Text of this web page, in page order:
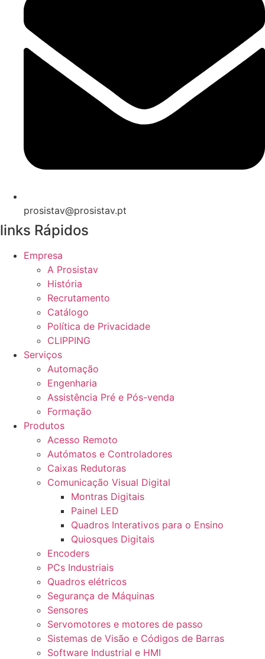
prosistav@prosistav.pt
links Rápidos
Empresa
A Prosistav
História
Recrutamento
Catálogo
Política de Privacidade
CLIPPING
Serviços
Automação
Engenharia
Assistência Pré e Pós-venda
Formação
Produtos
Acesso Remoto
Autómatos e Controladores
Caixas Redutoras
Comunicação Visual Digital
Montras Digitais
Painel LED
Quadros Interativos para o Ensino
Quiosques Digitais
Encoders
PCs Industriais
Quadros elétricos
Segurança de Máquinas
Sensores
Servomotores e motores de passo
Sistemas de Visão e Códigos de Barras
Software Industrial e HMI